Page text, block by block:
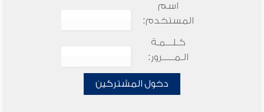
اسم
المستخدم:
كـلـــمـة
الـمـــــرور:
دخول المشتركين